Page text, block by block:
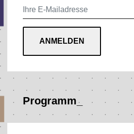
Programm_